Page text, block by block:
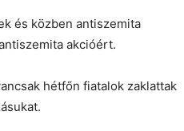
és közben antiszemita
akcióért.
hétfőn fiatalok zaklattak